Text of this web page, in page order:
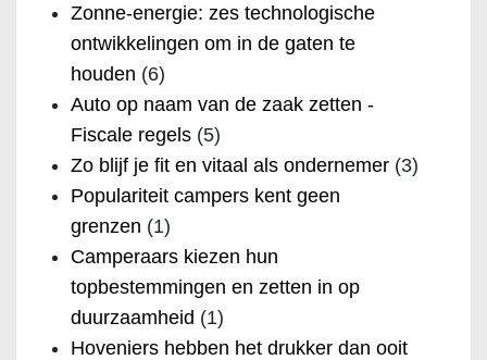
Zonne-energie: zes technologische
ontwikkelingen om in de gaten te
houden (6)
Auto op naam van de zaak zetten -
Fiscale regels (5)
Zo blijf je fit en vitaal als ondernemer (3)
Populariteit campers kent geen
grenzen (1)
Camperaars kiezen hun
topbestemmingen en zetten in op
duurzaamheid (1)
Hoveniers hebben het drukker dan ooit